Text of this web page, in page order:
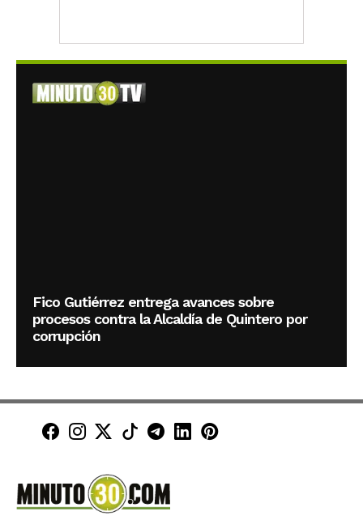
Fico Gutiérrez entrega avances sobre
procesos contra la Alcaldía de Quintero por
corrupción
Minuto30 en Facebook
Minuto30 en Instagram
Minuto30 en X (Twitter)
Minuto30 en TikTok
Canal de Minuto30 en
Minuto30 en LinkedIn
Minuto30 en